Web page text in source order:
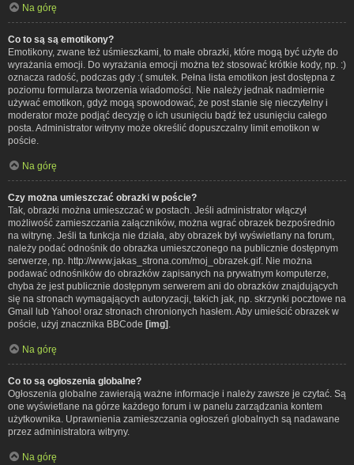
Na górę
Co to są są emotikony?
Emotikony, zwane też uśmieszkami, to małe obrazki, które mogą być użyte do
wyrażania emocji. Do wyrażania emocji można też stosować krótkie kody, np. :)
oznacza radość, podczas gdy :( smutek. Pełna lista emotikon jest dostępna z
poziomu formularza tworzenia wiadomości. Nie należy jednak nadmiernie
używać emotikon, gdyż mogą spowodować, że post stanie się nieczytelny i
moderator może podjąć decyzję o ich usunięciu bądź też usunięciu całego
posta. Administrator witryny może określić dopuszczalny limit emotikon w
poście.
Na górę
Czy można umieszczać obrazki w poście?
Tak, obrazki można umieszczać w postach. Jeśli administrator włączył
możliwość zamieszczania załączników, można wgrać obrazek bezpośrednio
na witrynę. Jeśli ta funkcja nie działa, aby obrazek był wyświetlany na forum,
należy podać odnośnik do obrazka umieszczonego na publicznie dostępnym
serwerze, np. http://www.jakas_strona.com/moj_obrazek.gif. Nie można
podawać odnośników do obrazków zapisanych na prywatnym komputerze,
chyba że jest publicznie dostępnym serwerem ani do obrazków znajdujących
się na stronach wymagających autoryzacji, takich jak, np. skrzynki pocztowe na
Gmail lub Yahoo! oraz stronach chronionych hasłem. Aby umieścić obrazek w
poście, użyj znacznika BBCode [img]
Na górę
Co to są ogłoszenia globalne?
Ogłoszenia globalne zawierają ważne informacje i należy zawsze je czytać. Są
one wyświetlane na górze każdego forum i w panelu zarządzania kontem
użytkownika. Uprawnienia zamieszczania ogłoszeń globalnych są nadawane
przez administratora witryny.
Na górę